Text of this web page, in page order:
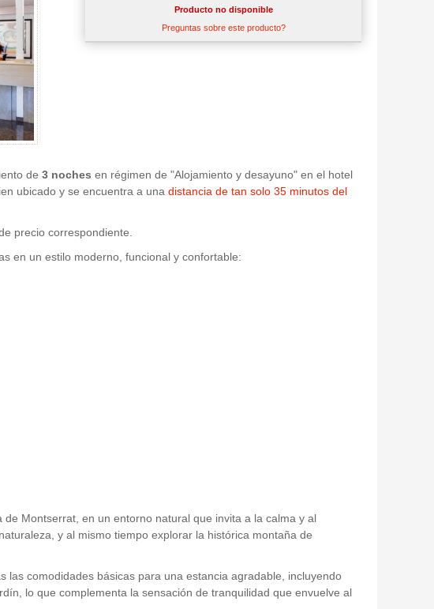
Producto no disponible
Preguntas sobre este producto?
de 3 noches en régimen de "Alojamiento y desayuno" en el hotel
ubicado y se encuentra a una distancia de tan solo 35 minutos del
precio correspondiente.
en un estilo moderno, funcional y confortable:
Montserrat, en un entorno natural que invita a la calma y al
y al mismo tiempo explorar la histórica montaña de
las comodidades básicas para una estancia agradable, incluyendo
lo que complementa la sensación de tranquilidad que envuelve al